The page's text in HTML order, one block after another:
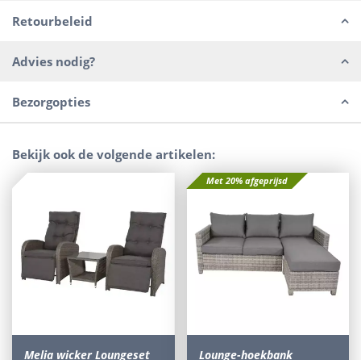
Retourbeleid
Advies nodig?
Bezorgopties
Bekijk ook de volgende artikelen:
Melia wicker Loungeset
Met 20% afgeprijsd
Lounge-hoekbank